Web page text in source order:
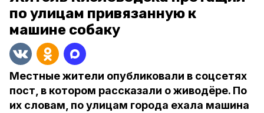
по улицам привязанную к
машине собаку
Местные жители опубликовали в соцсетях
пост, в котором рассказали о живодёре. По
их словам, по улицам города ехала машина